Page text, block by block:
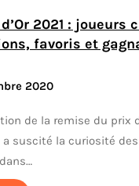
2021 : joueurs
favoris et
2020
de la remise du prix
suscité la curiosité